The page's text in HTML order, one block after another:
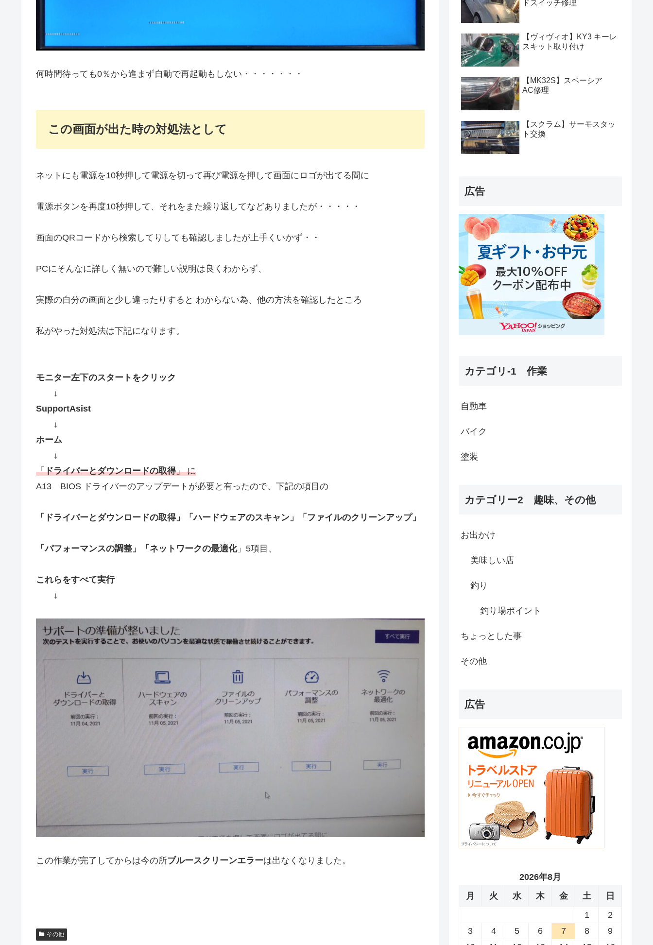
何時間待っても0％から進まず自動で再起動もしない・・・・・・・
この画面が出た時の対処法として
ネットにも電源を10秒押して電源を切って再び電源を押して画面にロゴが出てる間に
電源ボタンを再度10秒押して、それをまた繰り返してなどありましたが・・・・・
画面のQRコードから検索してりしても確認しましたが上手くいかず・・
PCにそんなに詳しく無いので難しい説明は良くわからず、
実際の自分の画面と少し違ったりすると わからない為、他の方法を確認したところ
私がやった対処法は下記になります。
モニター左下のスタートをクリック
↓
SupportAsist
↓
ホーム
↓
「ドライバーとダウンロードの取得」 に
A13 BIOS ドライバーのアップデートが必要と有ったので、下記の項目の
「ドライバーとダウンロードの取得」「ハードウェアのスキャン」「ファイルのクリーンアップ」
「パフォーマンスの調整」「ネットワークの最適化」5項目、
これらをすべて実行
↓
この作業が完了してからは今の所ブルースクリーンエラーは出なくなりました。
その他
ドスイッチ修理
【ヴィヴィオ】KY3 キーレ
スキット取り付け
【MK32S】スペーシア
AC修理
【スクラム】サーモスタッ
ト交換
広告
カテゴリ-1 作業
自動車
バイク
塗装
カテゴリー2 趣味、その他
お出かけ
美味しい店
釣り
釣り場ポイント
ちょっとした事
その他
広告
2026年8月
月
火 水 木 金 土
日
1
2
3
4 5 6 7 8
9